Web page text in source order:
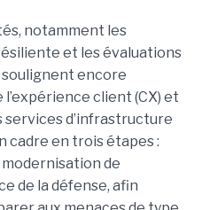
notamment les
et les évaluations
encore
client (CX) et
services d’infrastructure
cadre en trois étapes :
de
de la défense, afin